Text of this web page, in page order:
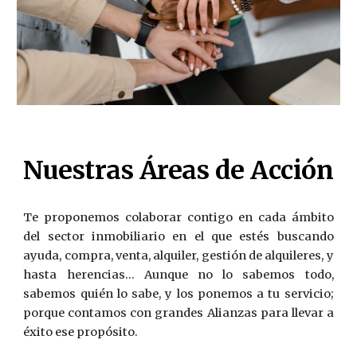
Nuestras Áreas de Acción
Te proponemos colaborar contigo en cada ámbito
del sector inmobiliario en el que estés buscando
ayuda, compra, venta, alquiler, gestión de alquileres, y
hasta herencias... Aunque no lo sabemos todo,
sabemos quién lo sabe, y los ponemos a tu servicio;
porque contamos con grandes Alianzas para llevar a
éxito ese propósito.